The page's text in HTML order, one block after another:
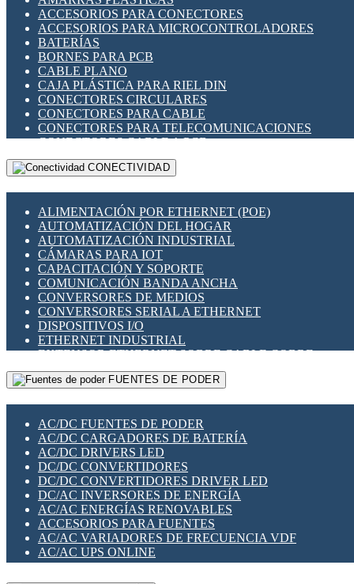
INDICADORES PARA PANEL
INTERFACES DE RELÉ
INTERRUPTORES FIN DE CARRERA
LLAVES CONMUTADORAS
MEDIDORES DE ENERGÍA Y TC'S DE CORRIENTE
MOTORES PASO A PASO
PANTALLAS HMI
PLC -CONTROLADORES LÓGICO PROGRAMABLES
PROGRAMADORES DE HORARIO
RELÉS DE PROTECCIÓN
SENSORES CAPACITIVOS
SENSORES INDUCTIVOS
TEMPORIZADORES
VARIACS
VARIADORES DE FRECUENCIA [VDF]
SECCIONADORES - INTERRUPTORES
MAQUINARIA
ACCESORIOS PARA CONECTORES
ACCESORIOS PARA MICROCONTROLADORES
BATERÍAS
BORNES PARA PCB
CABLE PLANO
CAJA PLÁSTICA PARA RIEL DIN
CONECTORES CIRCULARES
CONECTORES PARA CABLE
CONECTORES PARA TELECOMUNICACIONES
CONECTORES CABLE A PCB
CONECTORES PCB A CABLE
DIP SWITCHES
HERRAMIENTAS VARIAS
ILUMINACIÓN LED
INTERRUPTORES REED
INTERFACES DE RELÉ
OTROS RELÉS
PROTECCIÓN TÉRMICA
RELÉS AUTOMOTRICES
RELÉS DE SEÑAL
RELÉS DE ESTADO SÓLIDO SSR
RELÉS INDUSTRIALES
RELÉS MINIATURA DE POTENCIA
SENSORES MAGNÉTICOS
SWITCH Y MICROSWITCH
TARJETAS PI
UNIÓN Y DERIVACIÓN DE CABLE
CONECTIVIDAD
ALIMENTACIÓN POR ETHERNET (POE)
AUTOMATIZACIÓN DEL HOGAR
AUTOMATIZACIÓN INDUSTRIAL
CÁMARAS PARA IOT
CAPACITACIÓN Y SOPORTE
COMUNICACIÓN BANDA ANCHA
CONVERSORES DE MEDIOS
CONVERSORES SERIAL A ETHERNET
DISPOSITIVOS I/O
ETHERNET INDUSTRIAL
EXTENSOR ETHERNET SOBRE CABLE COBRE
GATEWAY LORAWAN
GESTIÓN DE REDES
PLACAS MODULARES IOT
SWITCHES Y REDES WIFI
SOLUCIONES IOT
SOLUCIONES LORAWAN
SOLUCIONES RED CELULAR
SEGURIDAD PARA REDES
SWITCHES LAN
TELEFONÍA IP (VOIP)
VIGILANCIA IP (CCTV)
MESHTASTIC
FUENTES DE PODER
AC/DC FUENTES DE PODER
AC/DC CARGADORES DE BATERÍA
AC/DC DRIVERS LED
DC/DC CONVERTIDORES
DC/DC CONVERTIDORES DRIVER LED
DC/AC INVERSORES DE ENERGÍA
AC/AC ENERGÍAS RENOVABLES
ACCESORIOS PARA FUENTES
AC/AC VARIADORES DE FRECUENCIA VDF
AC/AC UPS ONLINE